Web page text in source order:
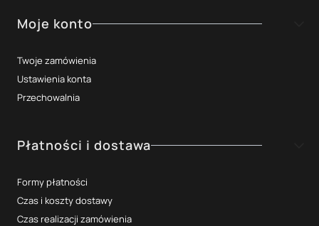
Moje konto
Twoje zamówienia
Ustawienia konta
Przechowalnia
Płatności i dostawa
Formy płatności
Czas i koszty dostawy
Czas realizacji zamówienia